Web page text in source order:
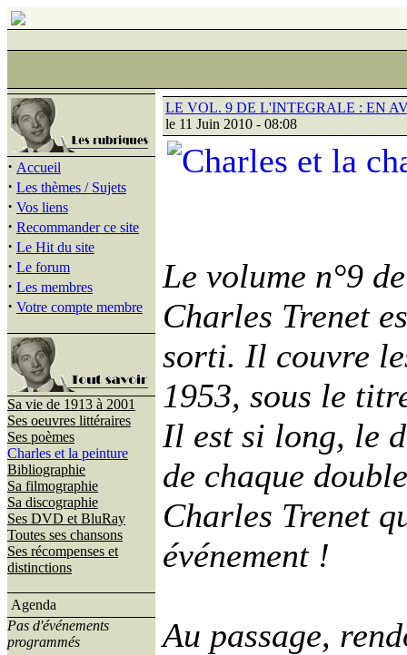
· Accueil
· Les thèmes / Sujets
· Vos liens
· Recommander ce site
· Le Hit du site
· Le forum
· Les membres
· Votre compte membre
Sa vie de 1913 à 2001
Ses oeuvres littéraires
Ses poèmes
Charles et la peinture
Bibliographie
Sa filmographie
Sa discographie
Ses DVD et BluRay
Toutes ses chansons
Ses récompenses et
distinctions
Agenda
Pas d'événements
programmés
LE VOL. 9 DE L'INTEGRALE : EN
le 11 Juin 2010 - 08:08
Le volume n°9
Charles Trenet
sorti. Il couvre
1953, sous le
Il est si long, le
de chaque
Charles Trenet
événement !
Au passage,